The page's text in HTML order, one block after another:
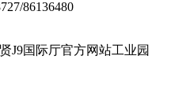
86136480
J9国际厅官方网站工业园